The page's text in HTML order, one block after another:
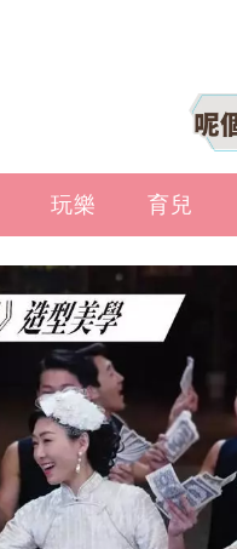
玩樂 育兒